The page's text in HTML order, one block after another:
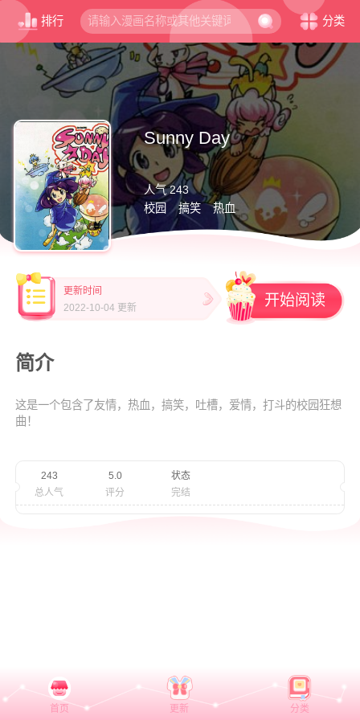
排行 分类
Sunny Day
人气 243
校园
搞笑 热血
更新时间
2022-10-04 更新
开始阅读
简介
这是一个包含了友情，热血，搞笑，吐槽，爱情，打斗的校园狂想
曲！
243
总人气
5.0
评分
状态
完结
首页 更新 分类